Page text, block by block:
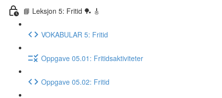
📘 Leksjon 5: Fritid 🏓 🎸
VOKABULAR 5: Fritid
Oppgave 05.01: Fritidsaktiviteter
Oppgave 05.02: Fritid